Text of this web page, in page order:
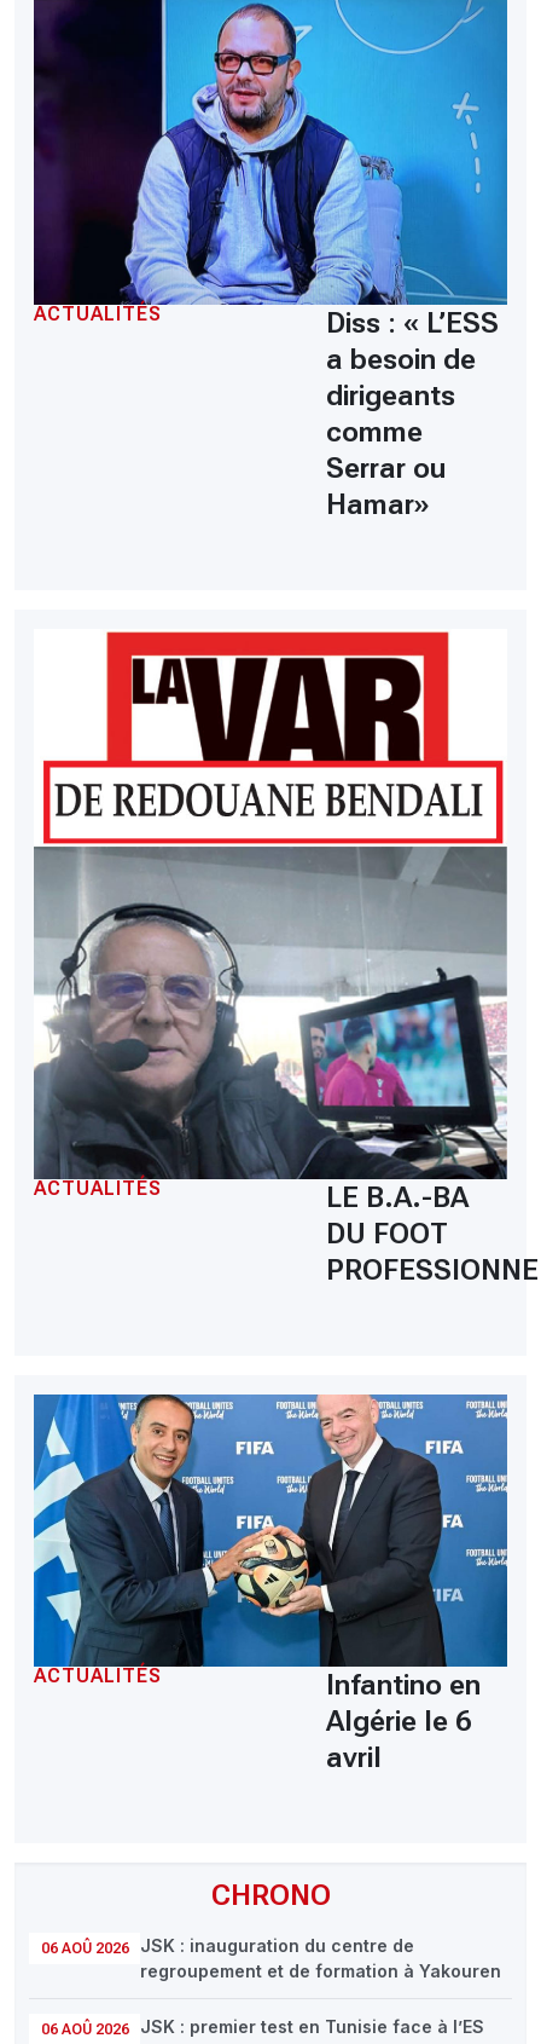
CHRONO
06 AOÛ 2026
JSK : inauguration du centre de
regroupement et de formation à Yakouren
06 AOÛ 2026
JSK : premier test en Tunisie face à l’ES
ACTUALITÉS
Diss : « L’ESS
a besoin de
dirigeants
comme
Serrar ou
Hamar»
ACTUALITÉS
LE B.A.-BA
DU FOOT
ACTUALITÉS
Infantino en
Algérie le 6
avril